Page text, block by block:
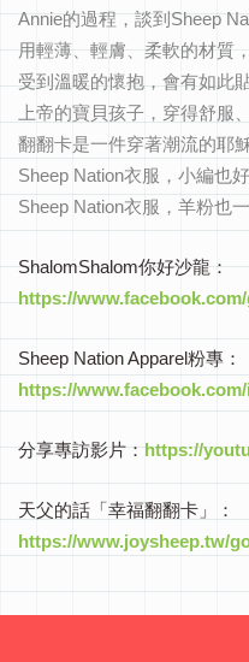
Annie的過程，談到Sheep
用輕薄、輕膚、柔軟的材質
受到溫暖的懷抱，會有如此
上帝的寶貝孩子，穿得舒服
翻翻卡是一件穿著潮流的耶
Sheep Nation衣服，小編也
Sheep Nation衣服，羊粉也
ShalomShalom你好沙龍：
https://www.facebook.com/
Sheep Nation Apparel粉專：
https://
分享專訪影片： https://
天父的話「幸福翻翻卡」：
https://www.joysheep.tw/